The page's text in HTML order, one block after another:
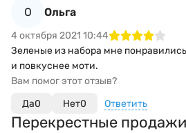
О Ольга
4 октября 2021 10:44
Зеленые из набора мне
и повкуснее моти.
Вам помог этот отзыв?
Да0 Нет0 Ответить
Перекрестные продажи